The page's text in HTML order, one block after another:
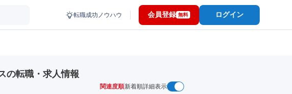
転職成功ノウハウ 会員登録 無料 ログイン
の転職・求人情報
関連度順新着順詳細表示